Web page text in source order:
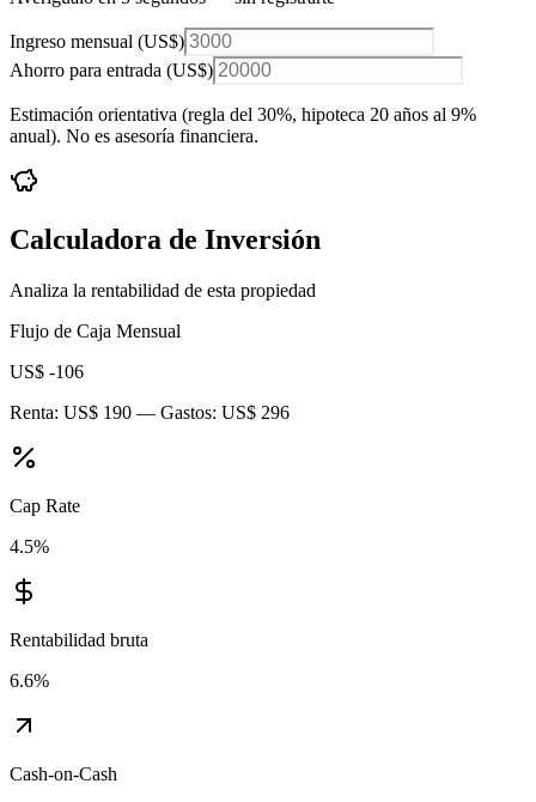
Ingreso mensual (US$)
Ahorro para entrada (US$)
Estimación orientativa (regla del 30%, hipoteca 20 años al 9%
anual). No es asesoría financiera.
Calculadora de Inversión
Analiza la rentabilidad de esta propiedad
Flujo de Caja Mensual
US$ -106
Renta: US$ 190 — Gastos: US$ 296
Cap Rate
4.5%
Rentabilidad bruta
6.6%
Cash-on-Cash